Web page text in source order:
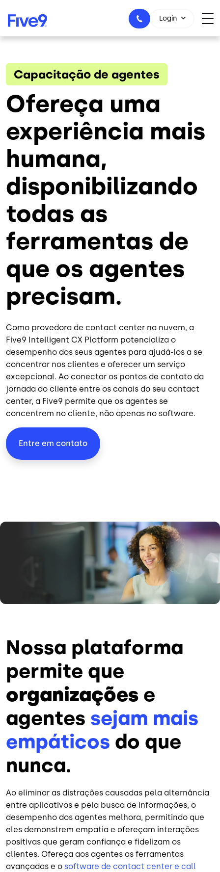
+55-11-99434-6533
Login
Capacitação de agentes
Ofereça uma
experiência mais
humana,
disponibilizando
todas as
ferramentas de
que os agentes
precisam.
Como provedora de contact center na nuvem, a
Five9 Intelligent CX Platform potencializa o
desempenho dos seus agentes para ajudá-los a se
concentrar nos clientes e oferecer um serviço
excepcional. Ao conectar os pontos de contato da
jornada do cliente entre os canais do seu contact
center, a Five9 permite que os agentes se
concentrem no cliente, não apenas no software.
Entre em contato
Imagem
Nossa plataforma
permite que
organizações e
agentes sejam mais
empáticos do que
nunca.
Ao eliminar as distrações causadas pela alternância
entre aplicativos e pela busca de informações, o
desempenho dos agentes melhora, permitindo que
eles demonstrem empatia e ofereçam interações
positivas que geram confiança e fidelizam os
clientes. Ofereça aos agentes as ferramentas
avançadas e o software de contact center e call